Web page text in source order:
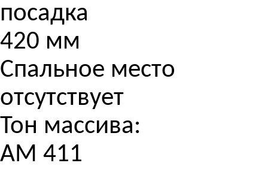
посадка
420 мм
Спальное место
отсутствует
Тон массива:
АМ 411